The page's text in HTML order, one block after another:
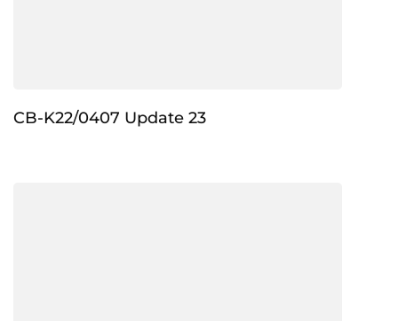
CB-K22/0407 Update 23